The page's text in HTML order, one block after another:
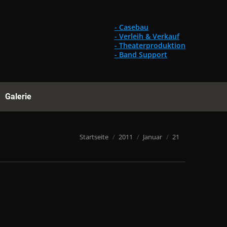
- Casebau
- Verleih & Verkauf
- Theaterproduktion
- Band Support
Galerie
Du bist hier:
Startseite 2011 Januar 21